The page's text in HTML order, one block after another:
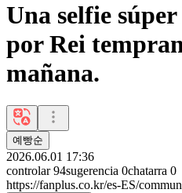
Una selfie
por Rei
mañana.
예빵순
2026.06.01 17:36
controlar 94sugerencia 0chatarra 0
https://fanplus.co.kr/es-ES/